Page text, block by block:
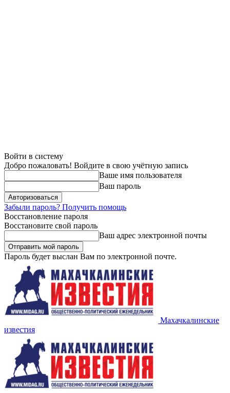
Войти в систему
Добро пожаловать! Войдите в свою учётную запись
Ваше имя пользователя
Ваш пароль
Забыли пароль? Получить помощь
Восстановление пароля
Восстановите свой пароль
Ваш адрес электронной почты
Пароль будет выслан Вам по электронной почте.
Махачкалинские
известия